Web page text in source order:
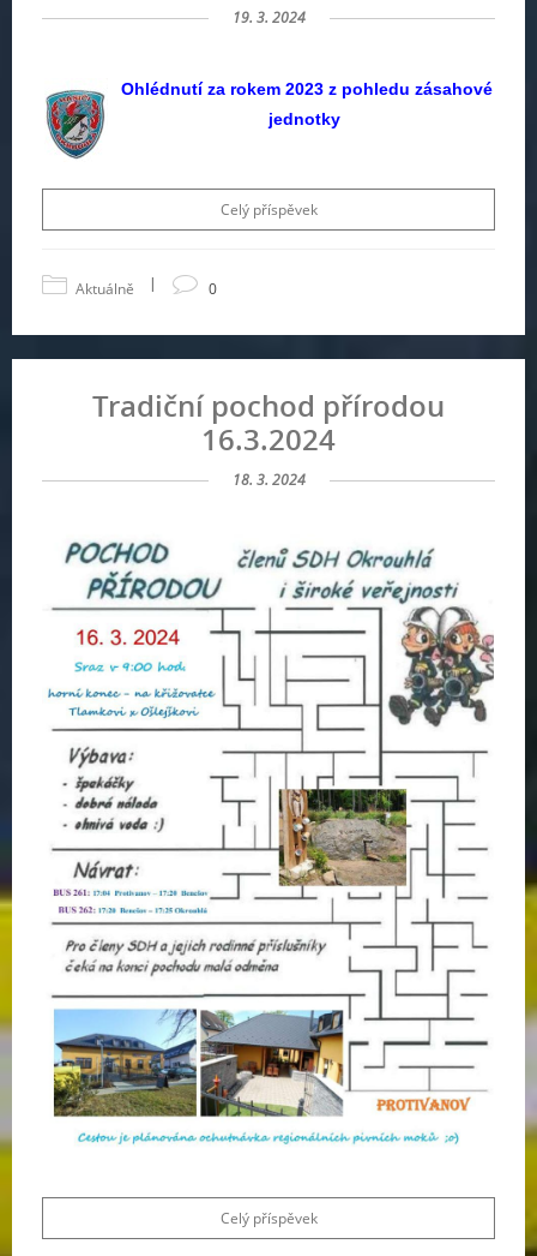
19. 3. 2024
Ohlédnutí za rokem 2023 z pohledu zásahové
jednotky
Celý příspěvek
Aktuálně | 0
Tradiční pochod přírodou
16.3.2024
18. 3. 2024
Celý příspěvek